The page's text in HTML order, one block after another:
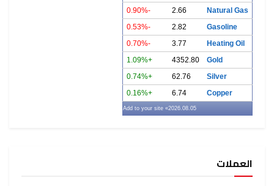
Natural Gas
2.66
-0.90%
Gasoline
2.82
-0.53%
Heating Oil
3.77
-0.70%
Gold
4352.80
+1.09%
Silver
62.76
+0.74%
Copper
6.74
+0.16%
2026.08.05
» Add to your site
العملات